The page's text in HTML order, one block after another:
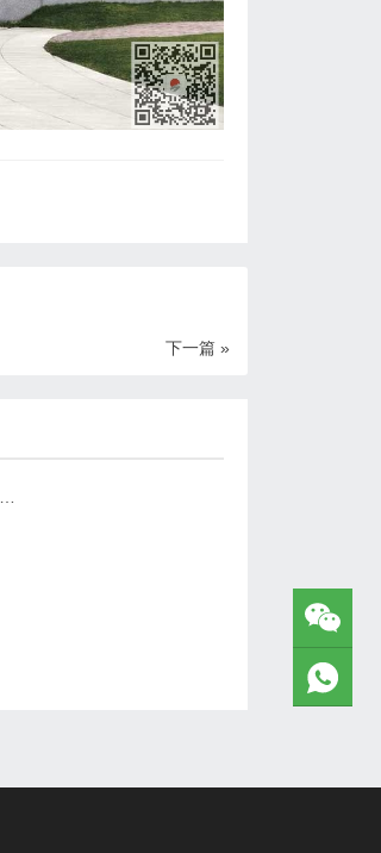
下一篇 »
北京专业的租车公司推荐：为什么越来越多企业选择北京分众租车公司？